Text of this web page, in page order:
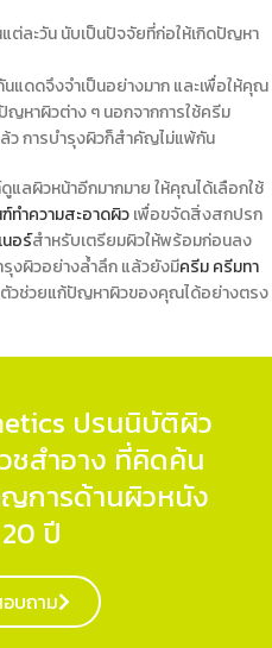
ละวัน นับเป็นปัจจัยที่ก่อให้เกิดปัญหา
นแดดจึงจำเป็นอย่างมาก และเพื่อให้คุณ
หาผิวต่าง ๆ นอกจากการใช้ครีม
ว การบำรุงผิวก็สำคัญไม่แพ้กัน
ลผิวหน้าอีกมากมาย ให้คุณได้เลือกใช้
ำความสะอาดผิวเพื่อขจัดสิ่งสกปรก
นอร์สำหรับเตรียมผิวให้พร้อมก่อนลง
งผิวอย่างล้ำลึก แล้วยังมีครีมครีมทา
วช่วยแก้ปัญหาผิวของคุณได้อย่างตรง
ปรนนิบัติผิว
ชสำอาง ที่คิดค้น
การด้านผิวหนัง
ปี
บถาม